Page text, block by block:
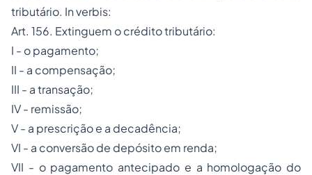
tributário. In verbis:
Art. 156. Extinguem o crédito tributário:
I - o pagamento;
II - a compensação;
III - a transação;
IV - remissão;
V - a prescrição e a decadência;
VI - a conversão de depósito em renda;
VII - o pagamento antecipado e a homologação do